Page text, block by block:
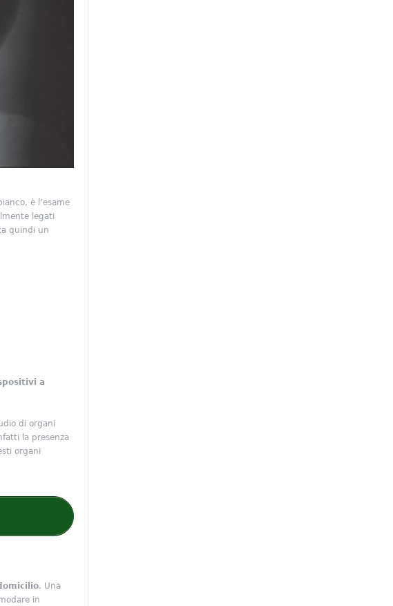
è l’esame
legati
quindi un
a
di organi
la presenza
organi
. Una
in